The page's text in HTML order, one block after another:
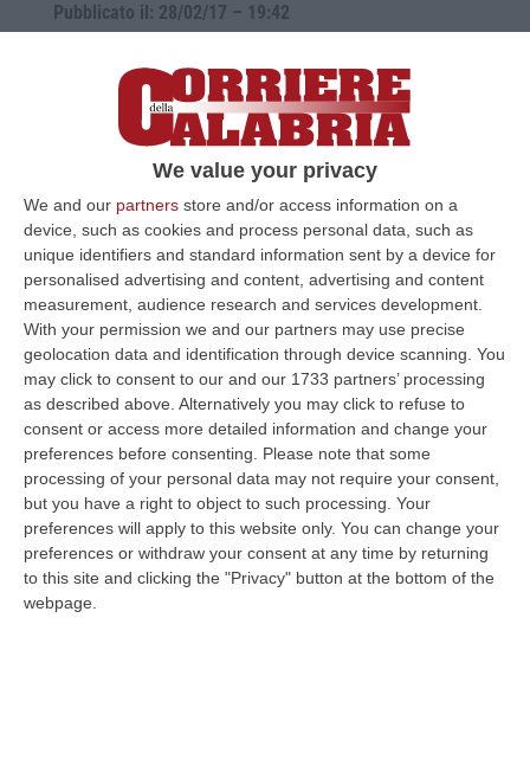
We value your privacy
We and our partners store and/or access information on a
device, such as cookies and process personal data, such as
unique identifiers and standard information sent by a device for
personalised advertising and content, advertising and content
measurement, audience research and services development.
With your permission we and our partners may use precise
geolocation data and identification through device scanning. You
may click to consent to our and our 1733 partners’ processing
as described above. Alternatively you may click to refuse to
consent or access more detailed information and change your
preferences before consenting. Please note that some
processing of your personal data may not require your consent,
but you have a right to object to such processing. Your
preferences will apply to this website only. You can change your
preferences or withdraw your consent at any time by returning
to this site and clicking the "Privacy" button at the bottom of the
webpage.
Pubblicato il: 28/02/17 – 19:42
A Corigliano l'incontro sulle opportunità
nel settore edile
CORIGLIANO Si è parlato di nuove frontiere di
sviluppo nei settori delle costruzioni e della
distribuzione edile in Calabria durante il
convegno svol…
Pubblicato il: 25/02/17 – 8:53